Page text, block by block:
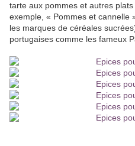
tarte aux pommes et autres
exemple, « Pommes et cannelle
les marques de céréales
portugaises comme les fameux